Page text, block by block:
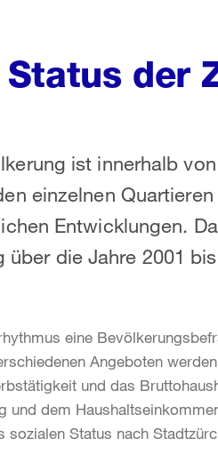
der
ist innerhalb
einzelnen
Entwicklungen.
die Jahre 2001
eine
Angeboten
und das
und dem
Status nach